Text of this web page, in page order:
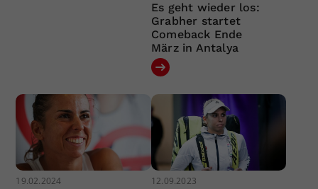
Es geht wieder los:
Grabher startet
Comeback Ende
März in Antalya
19.02.2024 12.09.2023